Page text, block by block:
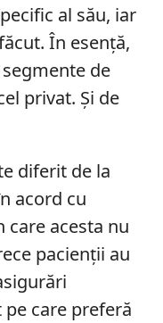
al său, iar
În esență,
de
privat. Și de
diferit de la
acord cu
care acesta nu
pacienții au
care preferă